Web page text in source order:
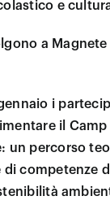
e
a
i
il Camp
un percorso
di competenze